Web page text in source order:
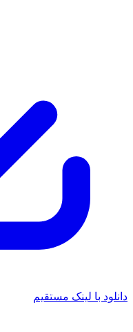
با لینک مستقیم